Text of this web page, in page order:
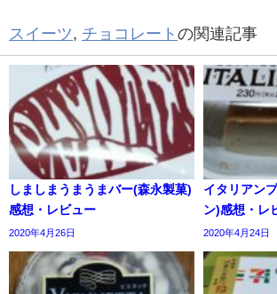
スイーツ チョコレート の関連記事
しましまうまうまバー(森永製菓)
感想・レビュー
2020年4月26日
イタリアン
ン)感想・レ
2020年4月24日